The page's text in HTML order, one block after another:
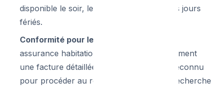
disponible le soir, le week-end et même les jours
fériés.
Conformité pour les assurances :
assurance habitation exigera systématiquement
une facture détaillée d'un professionnel reconnu
pour procéder au remboursement de la recherche